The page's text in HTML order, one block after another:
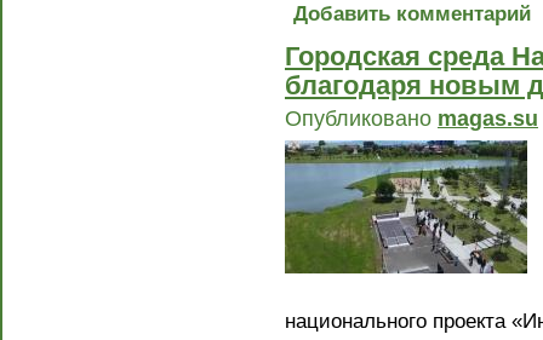
Добавить комментарий
Городская среда
благодаря новым
Опубликовано magas.su
национального проекта